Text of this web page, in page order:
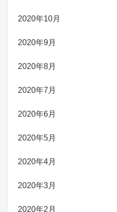
2020年10月
2020年9月
2020年8月
2020年7月
2020年6月
2020年5月
2020年4月
2020年3月
2020年2月